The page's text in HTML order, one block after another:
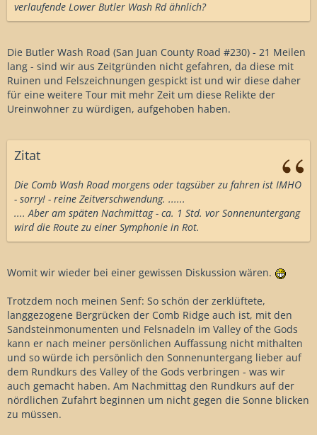
verlaufende Lower Butler Wash Rd ähnlich?
Die Butler Wash Road (San Juan County Road #230) - 21 Meilen
lang - sind wir aus Zeitgründen nicht gefahren, da diese mit
Ruinen und Felszeichnungen gespickt ist und wir diese daher
für eine weitere Tour mit mehr Zeit um diese Relikte der
Ureinwohner zu würdigen, aufgehoben haben.
Zitat
Die Comb Wash Road morgens oder tagsüber zu fahren ist IMHO
- sorry! - reine Zeitverschwendung. ......
.... Aber am späten Nachmittag - ca. 1 Std. vor Sonnenuntergang
wird die Route zu einer Symphonie in Rot.
Womit wir wieder bei einer gewissen Diskussion wären.
Trotzdem noch meinen Senf: So schön der zerklüftete,
langgezogene Bergrücken der Comb Ridge auch ist, mit den
Sandsteinmonumenten und Felsnadeln im Valley of the Gods
kann er nach meiner persönlichen Auffassung nicht mithalten
und so würde ich persönlich den Sonnenuntergang lieber auf
dem Rundkurs des Valley of the Gods verbringen - was wir
auch gemacht haben. Am Nachmittag den Rundkurs auf der
nördlichen Zufahrt beginnen um nicht gegen die Sonne blicken
zu müssen.